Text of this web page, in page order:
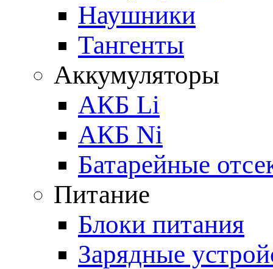
Наушники
Тангенты
Аккумуляторы
АКБ Li
АКБ Ni
Батарейные
Питание
Блоки питания
Зарядные